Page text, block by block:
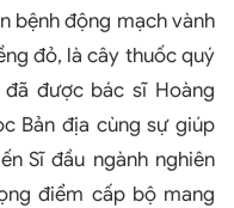
bệnh động mạch vành
đỏ, là cây thuốc quý
được bác sĩ Hoàng
Bản địa cùng sự giúp
Sĩ đầu ngành nghiên
điểm cấp bộ mang